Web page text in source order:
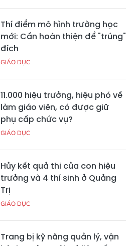
Thí điểm mô hình trường học
mới: Cần hoàn thiện để "trúng"
đích
GIÁO DỤC
11.000 hiệu trưởng, hiệu phó về
làm giáo viên, có được giữ
phụ cấp chức vụ?
GIÁO DỤC
Hủy kết quả thi của con hiệu
trưởng và 4 thí sinh ở Quảng
Trị
GIÁO DỤC
Trang bị kỹ năng quản lý, vận